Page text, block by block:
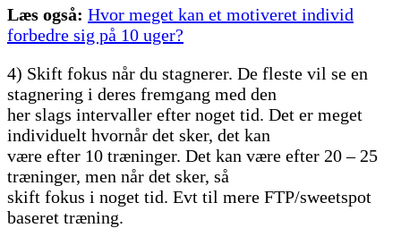
Læs også: Hvor meget kan et motiveret individ
forbedre sig på 10 uger?
4) Skift fokus når du stagnerer. De fleste vil se en
stagnering i deres fremgang med den
her slags intervaller efter noget tid. Det er meget
individuelt hvornår det sker, det kan
være efter 10 træninger. Det kan være efter 20 – 25
træninger, men når det sker, så
skift fokus i noget tid. Evt til mere FTP/sweetspot
baseret træning.